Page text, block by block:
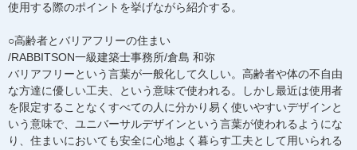
使用する際のポイントを挙げながら紹介する。
○高齢者とバリアフリーの住まい
/RABBITSON一級建築士事務所/倉島 和弥
バリアフリーという言葉が一般化して久しい。高齢者や体の不自由
な方達に優しい工夫、という意味で使われる。しかし最近は使用者
を限定することなくすべての人に分かり易く使いやすいデザインと
いう意味で、ユニバーサルデザインという言葉が使われるようにな
り、住まいにおいても安全に心地よく暮らす工夫として用いられる